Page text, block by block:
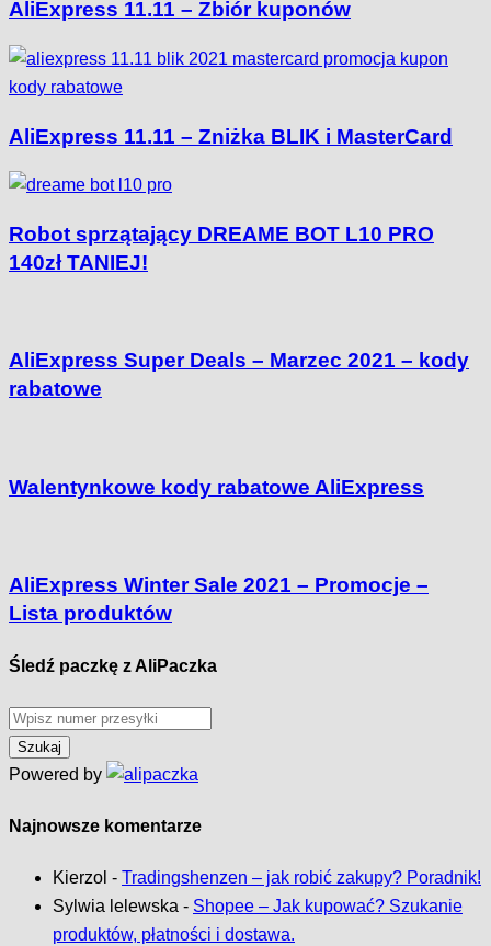
AliExpress 11.11 – Zbiór kuponów
AliExpress 11.11 – Zniżka BLIK i MasterCard
Robot sprzątający DREAME BOT L10 PRO
140zł TANIEJ!
AliExpress Super Deals – Marzec 2021 – kody
rabatowe
Walentynkowe kody rabatowe AliExpress
AliExpress Winter Sale 2021 – Promocje –
Lista produktów
Śledź paczkę z AliPaczka
Powered by
Najnowsze komentarze
Kierzol - Tradingshenzen – jak robić zakupy? Poradnik!
Sylwia lelewska - Shopee – Jak kupować? Szukanie
produktów, płatności i dostawa.